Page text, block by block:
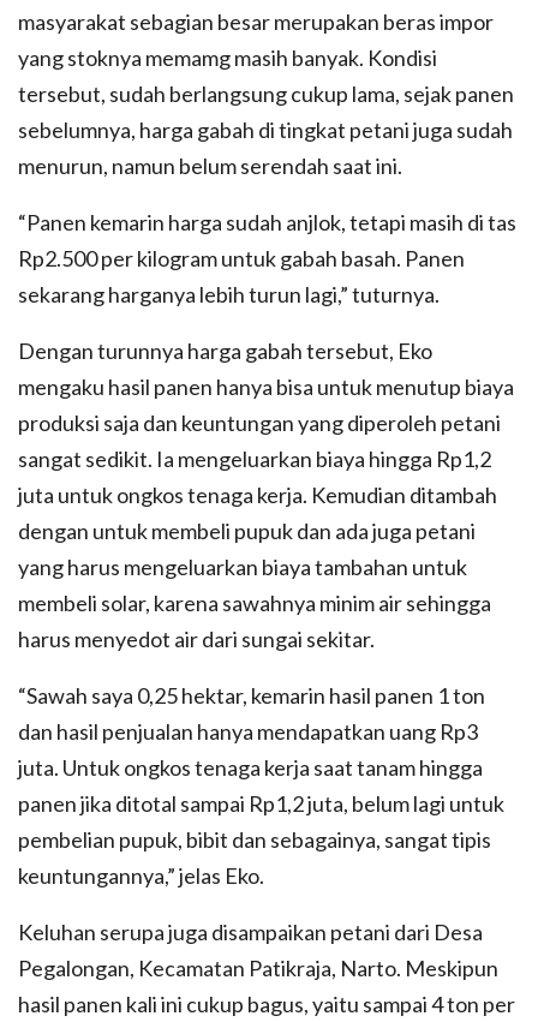
masyarakat sebagian besar merupakan beras impor
yang stoknya memamg masih banyak. Kondisi
tersebut, sudah berlangsung cukup lama, sejak panen
sebelumnya, harga gabah di tingkat petani juga sudah
menurun, namun belum serendah saat ini.
“Panen kemarin harga sudah anjlok, tetapi masih di tas
Rp2.500 per kilogram untuk gabah basah. Panen
sekarang harganya lebih turun lagi,” tuturnya.
Dengan turunnya harga gabah tersebut, Eko
mengaku hasil panen hanya bisa untuk menutup biaya
produksi saja dan keuntungan yang diperoleh petani
sangat sedikit. Ia mengeluarkan biaya hingga Rp1,2
juta untuk ongkos tenaga kerja. Kemudian ditambah
dengan untuk membeli pupuk dan ada juga petani
yang harus mengeluarkan biaya tambahan untuk
membeli solar, karena sawahnya minim air sehingga
harus menyedot air dari sungai sekitar.
“Sawah saya 0,25 hektar, kemarin hasil panen 1 ton
dan hasil penjualan hanya mendapatkan uang Rp3
juta. Untuk ongkos tenaga kerja saat tanam hingga
panen jika ditotal sampai Rp1,2 juta, belum lagi untuk
pembelian pupuk, bibit dan sebagainya, sangat tipis
keuntungannya,” jelas Eko.
Keluhan serupa juga disampaikan petani dari Desa
Pegalongan, Kecamatan Patikraja, Narto. Meskipun
hasil panen kali ini cukup bagus, yaitu sampai 4 ton per